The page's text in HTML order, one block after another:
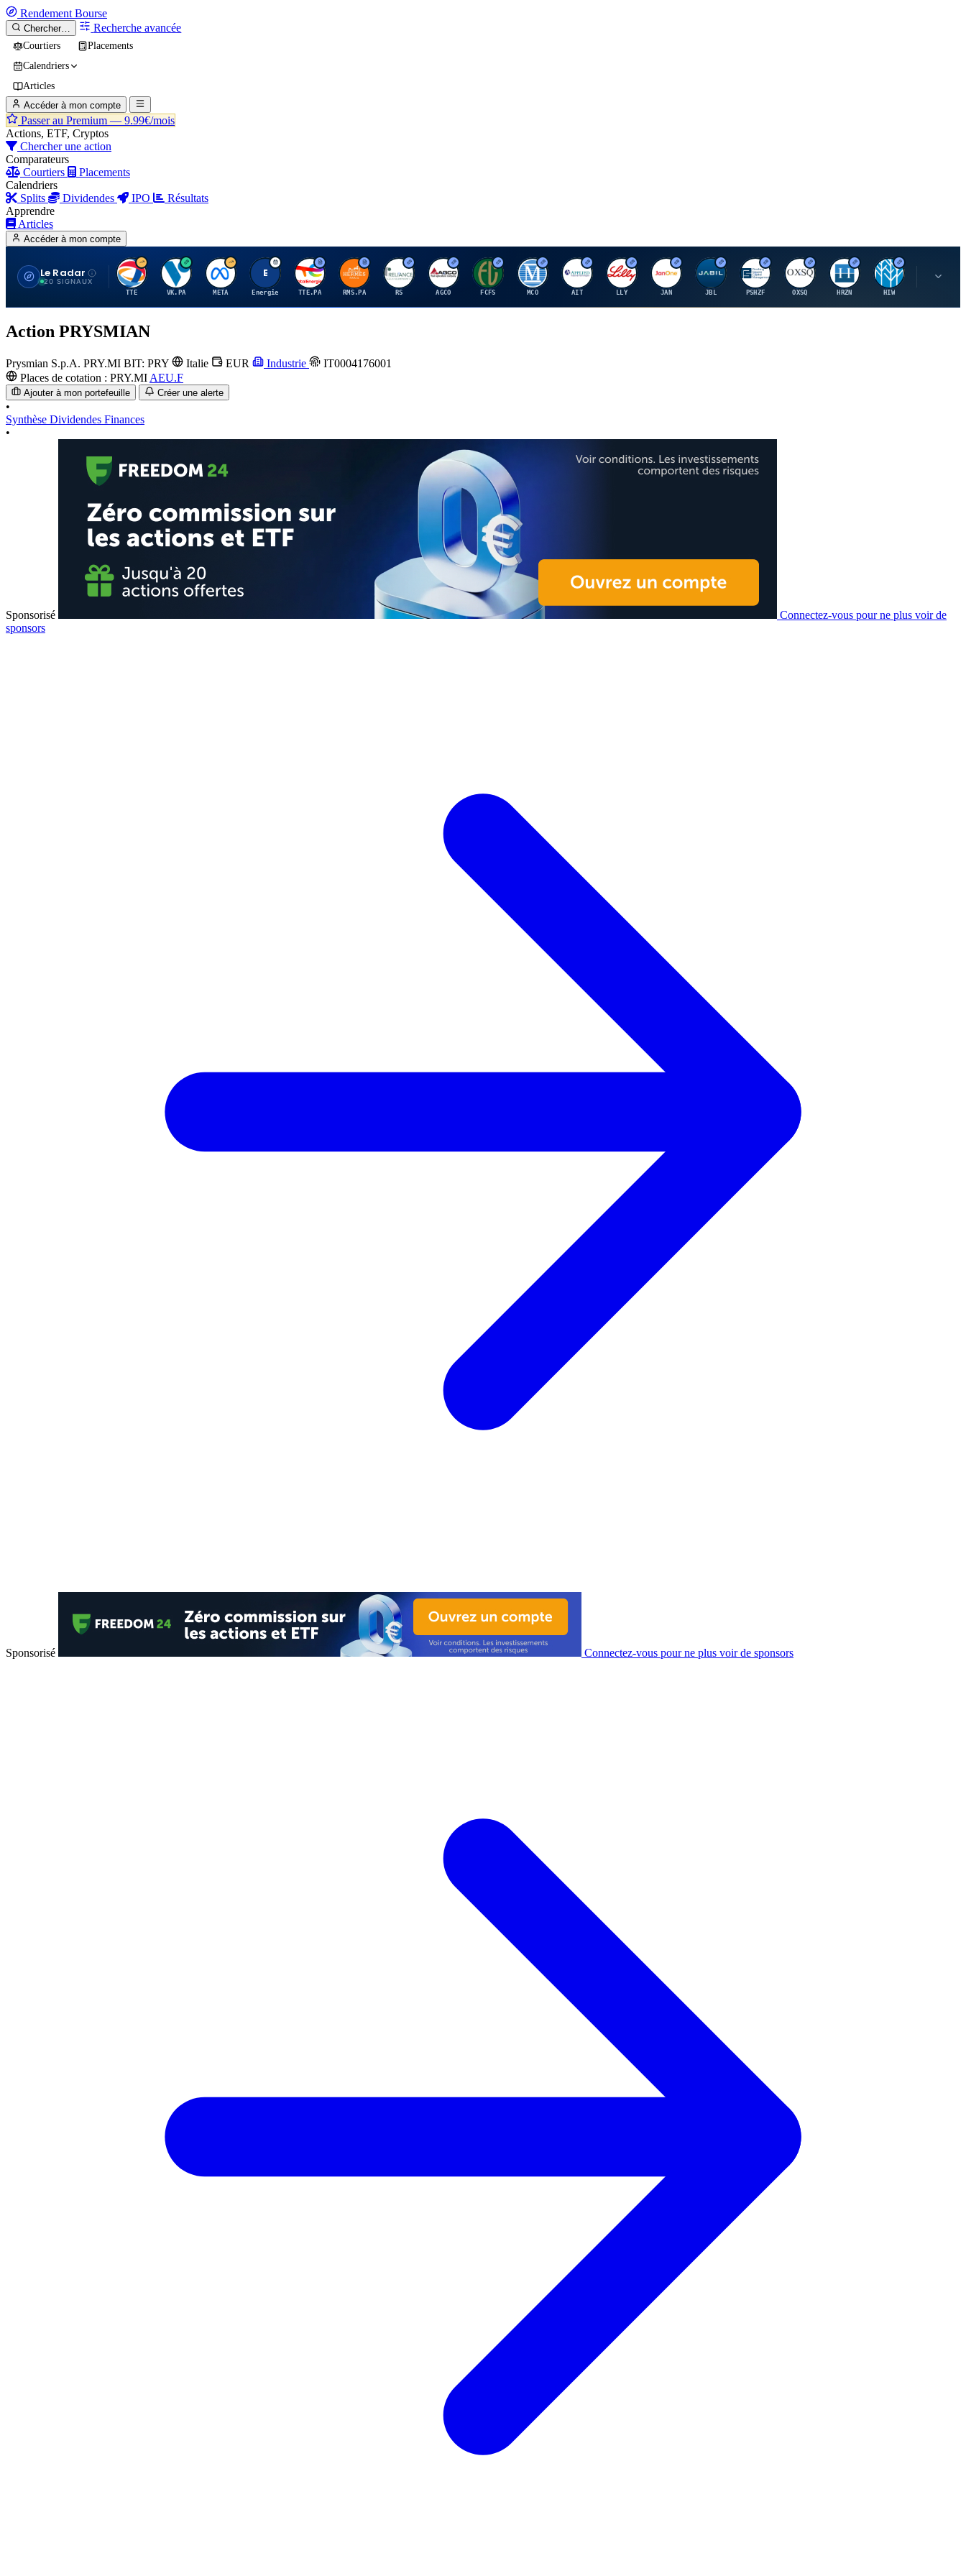
Rendement Bourse
Chercher… Recherche avancée
Courtiers
Placements
Calendriers
Articles
Accéder à mon compte
Passer au Premium — 9.99€/mois
Actions, ETF, Cryptos
Chercher une action
Comparateurs
Courtiers
Placements
Calendriers
Splits
Dividendes IPO
Résultats
Apprendre
Articles
Accéder à mon compte
Le Radar
20 SIGNAUX
T
TTE
V
VK.PA
M
META
E
Energie
T
TTE.PA
H
RMS.PA
R
RS
A
AGCO
F
FCFS
M
MCO
A
AIT
E
LLY
J
JAN
J
JBL
P
PSHZF
O
OXSQ
H
HRZN
H
HIW
U
Action PRYSMIAN
Prysmian S.p.A. PRY.MI BIT: PRY Italie EUR Industrie
IT0004176001
Places de cotation : PRY.MI AEU.F
Ajouter à mon portefeuille Créer une alerte
•
Synthèse Dividendes Finances
•
Sponsorisé
Connectez-vous pour ne plus voir de
sponsors
Sponsorisé Connectez-vous pour ne plus voir de sponsors